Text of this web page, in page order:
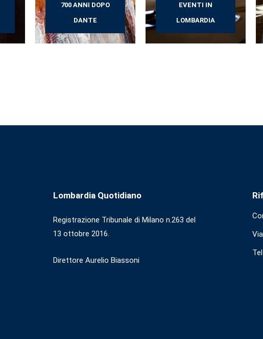
700 ANNI DOPO
DANTE
EVENTI IN
LOMBARDIA
Lombardia Quotidiano
Registrazione Tribunale di Milano n.263 del
13 ottobre 2016.
Direttore Aurelio Biassoni